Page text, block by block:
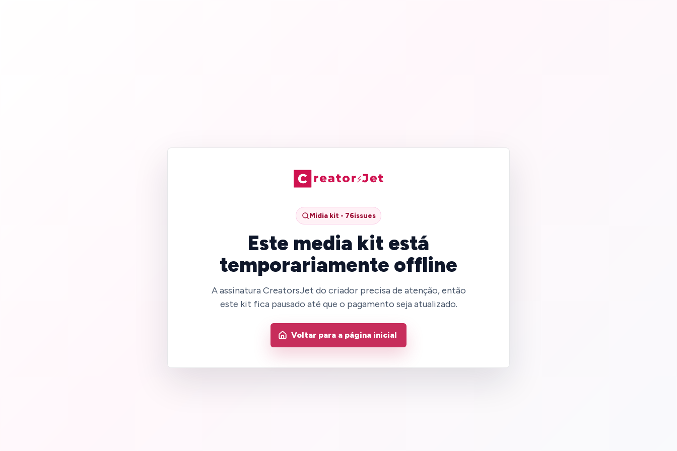
Midia kit - 76issues
Este media kit está
temporariamente offline
A assinatura CreatorsJet do criador precisa de atenção, então
este kit fica pausado até que o pagamento seja atualizado.
Voltar para a página inicial